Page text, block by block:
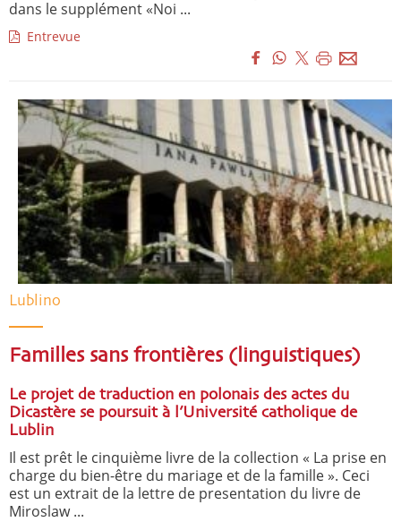
dans le supplément «Noi ...
Entrevue
Lublino
Familles sans frontières (linguistiques)
Le projet de traduction en polonais des actes du
Dicastère se poursuit à l’Université catholique de
Lublin
Il est prêt le cinquième livre de la collection « La prise en
charge du bien-être du mariage et de la famille ». Ceci
est un extrait de la lettre de presentation du livre de
Miroslaw ...